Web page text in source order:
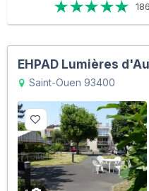
EHPAD Lumières
Saint-Ouen 93400